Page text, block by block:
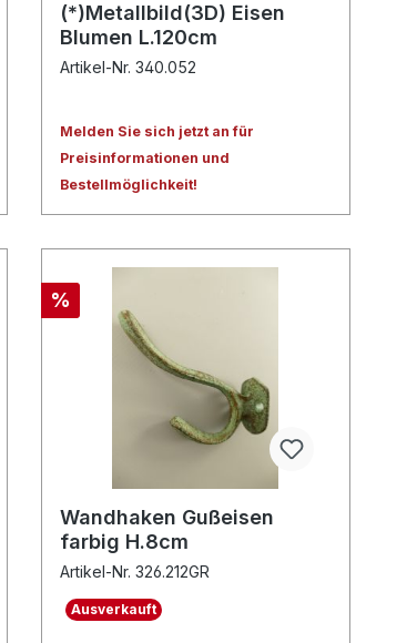
(*)Metallbild(3D) Eisen
Blumen L.120cm
Artikel-Nr. 340.052
Melden Sie sich jetzt an für
Preisinformationen und
Bestellmöglichkeit!
%
Wandhaken Gußeisen
farbig H.8cm
Artikel-Nr. 326.212GR
Ausverkauft